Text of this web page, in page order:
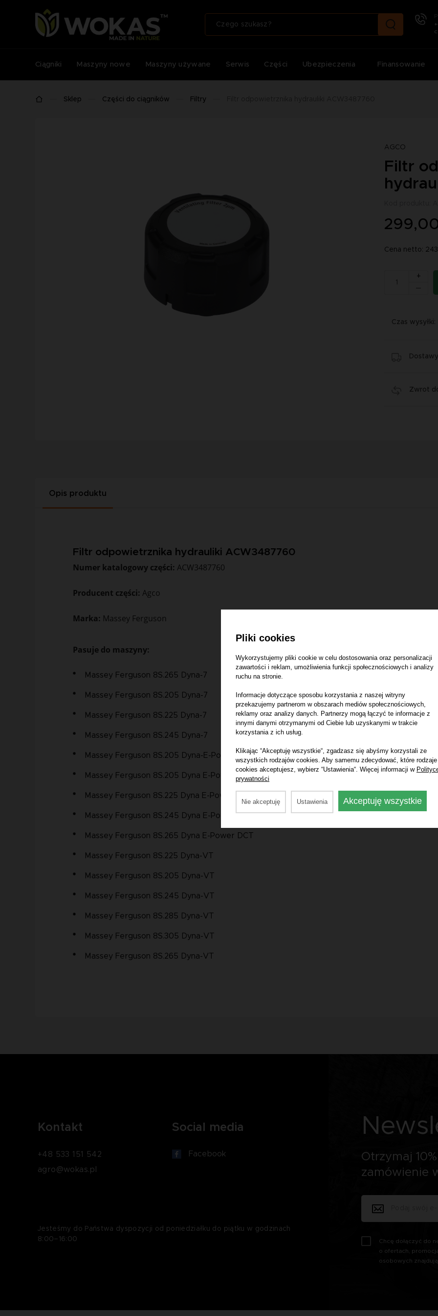
Ciągniki Maszyny nowe Maszyny używane Serwis Części Ubezpieczenia Finansowanie
Sklep Części do ciągników Filtry
AGCO
Filtr
Cena netto:
+
Czas wysyłki:
Zwrot
Opis produktu
Filtr odpowietrznika hydrauliki ACW3487760
Numer katalogowy części: ACW3487760
Producent części: Agco
Marka: Massey Ferguson
Pasuje do maszyny:
Massey Ferguson 8S.265 Dyna-7
Massey Ferguson 8S.205 Dyna-7
Massey Ferguson 8S.225 Dyna-7
Massey Ferguson 8S.245 Dyna-7
Massey Ferguson 8S.205 Dyna-E-Power
Massey Ferguson 8S.205 Dyna E-Power DCT
Massey Ferguson 8S.225 Dyna E-Power DCT
Massey Ferguson 8S.245 Dyna E-Power DCT
Massey Ferguson 8S.265 Dyna E-Power DCT
Massey Ferguson 8S.225 Dyna-VT
Massey Ferguson 8S.205 Dyna-VT
Massey Ferguson 8S.245 Dyna-VT
Massey Ferguson 8S.285 Dyna-VT
Massey Ferguson 8S.305 Dyna-VT
Massey Ferguson 8S.265 Dyna-VT
Kontakt
+48 533 151 542
agro@wokas.pl
Social media
Facebook
Jesteśmy do Państwa dyspozycji od poniedziałku do piątku w godzinach
8:00–16:00
Otrzymaj
zamówienie
Chcę dołączyć do
o ofertach,
osobowych
Pliki cookies
Wykorzystujemy pliki cookie w celu dostosowania oraz personalizacji
zawartości i reklam, umożliwienia funkcji społecznościowych i analizy
ruchu na stronie.
Informacje dotyczące sposobu korzystania z naszej witryny
przekazujemy partnerom w obszarach mediów społecznościowych,
reklamy oraz analizy danych. Partnerzy mogą łączyć te informacje z
innymi danymi otrzymanymi od Ciebie lub uzyskanymi w trakcie
korzystania z ich usług.
Klikając “Akceptuję wszystkie“, zgadzasz się abyśmy korzystali ze
wszystkich rodzajów cookies. Aby samemu zdecydować, które rodzaje
cookies akceptujesz, wybierz “Ustawienia“. Więcej informacji w
prywatności
Nie akceptuję Ustawienia Akceptuję wszystkie